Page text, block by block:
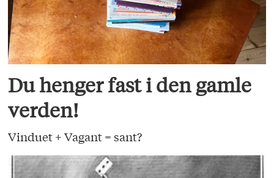
Du henger fast i den gamle
verden!
Vinduet + Vagant = sant?